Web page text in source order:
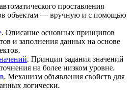
проставления
объектам — вручную и с помощью
. Описание основных принципов
и заполнения данных на основе
. Принцип задания значений
на более низком уровне.
. Механизм объявления свойств для
логически.